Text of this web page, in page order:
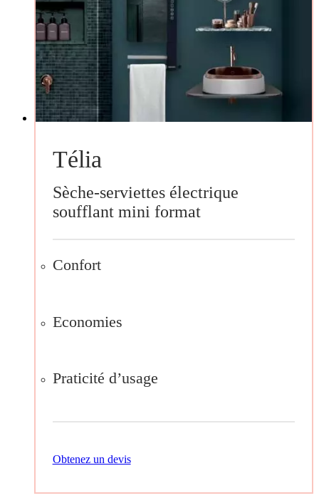
Télia
Sèche-serviettes électrique
soufflant mini format
Confort
Economies
Praticité d’usage
Obtenez un devis